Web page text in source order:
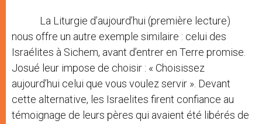
La Liturgie d’aujourd’hui (première lecture)
nous offre un autre exemple similaire : celui des
Israélites à Sichem, avant d’entrer en Terre promise.
Josué leur impose de choisir : « Choisissez
aujourd’hui celui que vous voulez servir ». Devant
cette alternative, les Israelites firent confiance au
témoignage de leurs pères qui avaient été libérés de